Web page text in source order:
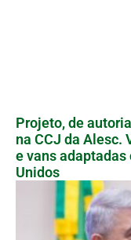
Projeto, de
na CCJ da Alesc.
e vans adaptadas
Unidos